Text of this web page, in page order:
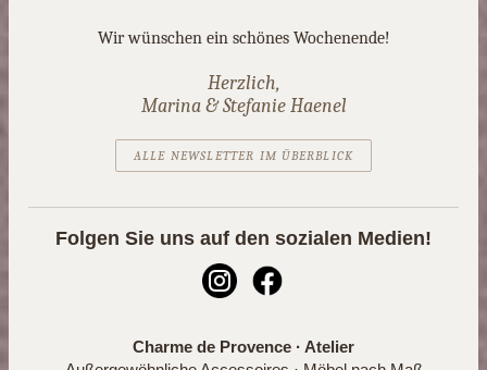
Wir wünschen ein schönes Wochenende!
Herzlich,
Marina & Stefanie Haenel
ALLE NEWSLETTER IM ÜBERBLICK
Folgen Sie uns auf den sozialen Medien!
Charme de Provence · Atelier